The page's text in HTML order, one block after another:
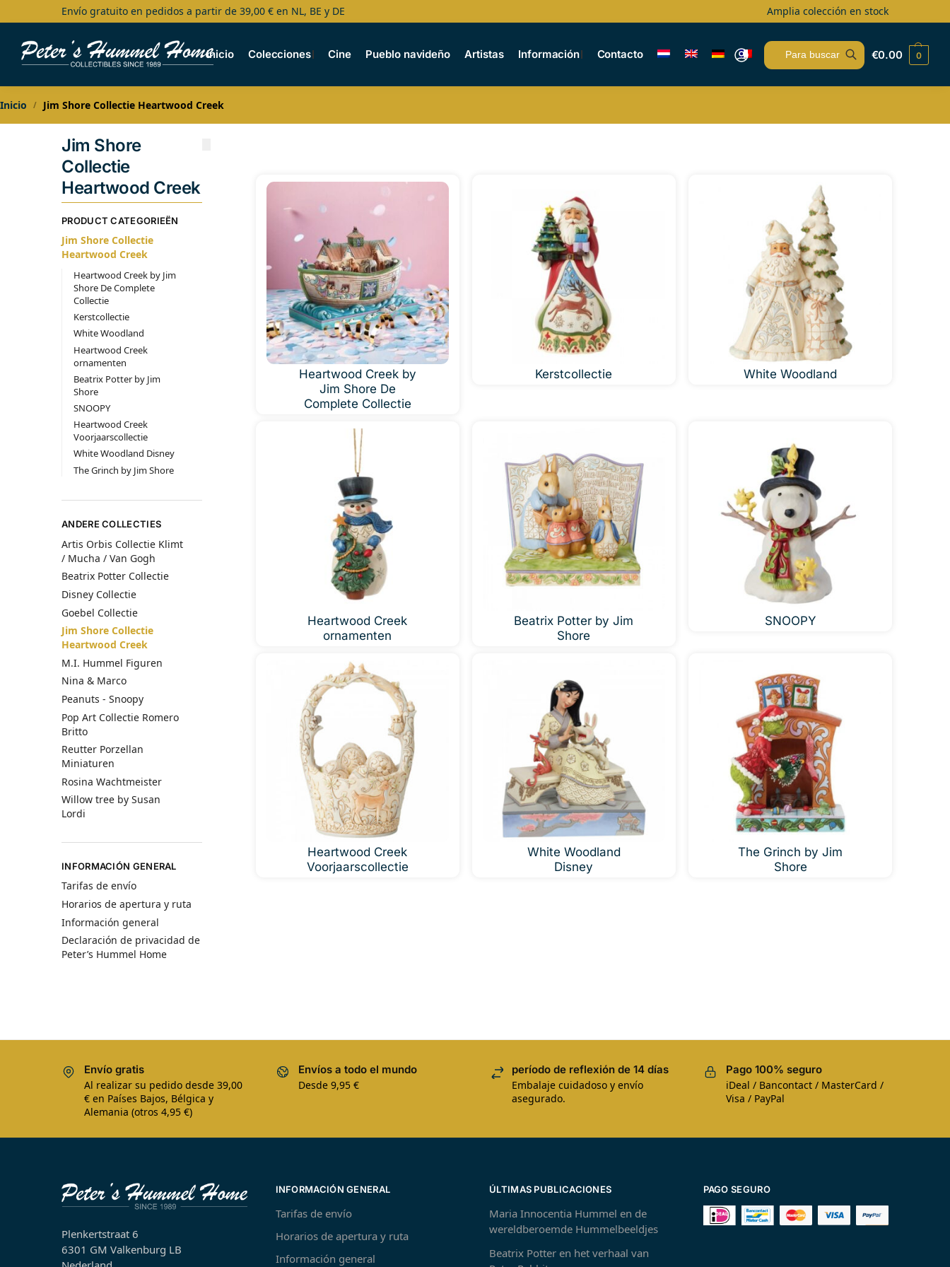
Envío gratuito en pedidos a partir de 39,00 € en NL, BE y DE Amplia colección en stock
Inicio Colecciones Cine Pueblo navideño Artistas Información Contacto
Search
€0.00 0
Inicio / Jim Shore Collectie Heartwood Creek
Heartwood Creek by
Jim Shore De
Complete Collectie
Kerstcollectie White Woodland
Heartwood Creek
ornamenten
Beatrix Potter by Jim
Shore
SNOOPY
Heartwood Creek
Voorjaarscollectie
White Woodland
Disney
The Grinch by Jim
Shore
Jim Shore
Collectie
Heartwood Creek
PRODUCT CATEGORIEËN
Jim Shore Collectie
Heartwood Creek
Heartwood Creek by Jim
Shore De Complete
Collectie
Kerstcollectie
White Woodland
Heartwood Creek
ornamenten
Beatrix Potter by Jim
Shore
SNOOPY
Heartwood Creek
Voorjaarscollectie
White Woodland Disney
The Grinch by Jim Shore
ANDERE COLLECTIES
Artis Orbis Collectie Klimt
/ Mucha / Van Gogh
Beatrix Potter Collectie
Disney Collectie
Goebel Collectie
Jim Shore Collectie
Heartwood Creek
M.I. Hummel Figuren
Nina & Marco
Peanuts - Snoopy
Pop Art Collectie Romero
Britto
Reutter Porzellan
Miniaturen
Rosina Wachtmeister
Willow tree by Susan
Lordi
INFORMACIÓN GENERAL
Tarifas de envío
Horarios de apertura y ruta
Información general
Declaración de privacidad de
Peter’s Hummel Home
Envío gratis
Al realizar su pedido desde 39,00
€ en Países Bajos, Bélgica y
Alemania (otros 4,95 €)
Envíos a todo el mundo
Desde 9,95 €
período de reflexión de 14 días
Embalaje cuidadoso y envío
asegurado.
Pago 100% seguro
iDeal / Bancontact / MasterCard /
Visa / PayPal
Plenkertstraat 6
6301 GM Valkenburg LB
INFORMACIÓN GENERAL
Tarifas de envío
Horarios de apertura y ruta
Información general
ÚLTIMAS PUBLICACIONES
Maria Innocentia Hummel en de
wereldberoemde Hummelbeeldjes
Beatrix Potter en het verhaal van
PAGO SEGURO